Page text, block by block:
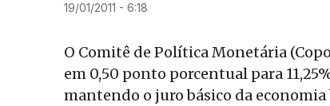
19/01/2011 - 6:18
O Comitê de Política Monetária
em 0,50 ponto porcentual para
mantendo o juro básico da